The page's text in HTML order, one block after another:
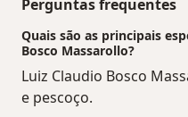
Perguntas frequentes
Quais são as principais
Bosco Massarollo?
Luiz Claudio Bosco
e pescoço.